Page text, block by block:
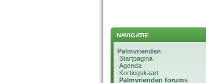
NAVIGATIE
Palmvrienden
Startpagina
Agenda
Kortingskaart
Palmvrienden forums